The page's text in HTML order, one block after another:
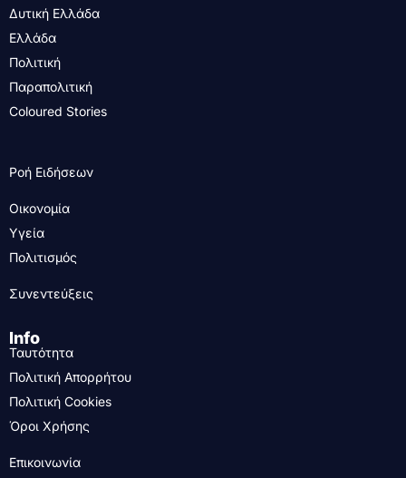
Δυτική Ελλάδα
Ελλάδα
Πολιτική
Παραπολιτική
Coloured Stories
Ροή Ειδήσεων
Οικονομία
Υγεία
Πολιτισμός
Συνεντεύξεις
Info
Ταυτότητα
Πολιτική Απορρήτου
Πολιτική Cookies
Όροι Χρήσης
Επικοινωνία